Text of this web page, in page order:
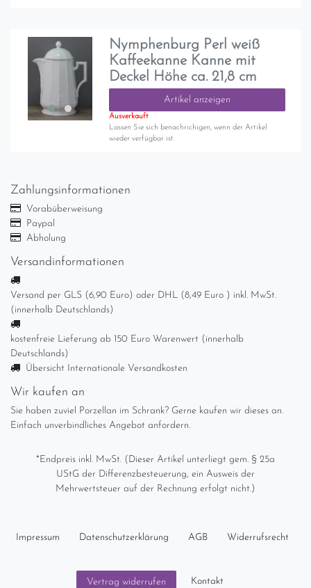
Nymphenburg Perl weiß
Kaffeekanne Kanne mit
Deckel Höhe ca. 21,8 cm
Artikel anzeigen
Ausverkauft
Lassen Sie sich benachrichigen, wenn der Artikel
wieder verfügbar ist.
Zahlungsinformationen
Vorabüberweisung
Paypal
Abholung
Versandinformationen
Versand per GLS (6,90 Euro) oder DHL (8,49 Euro ) inkl. MwSt.
(innerhalb Deutschlands)
kostenfreie Lieferung ab 150 Euro Warenwert (innerhalb
Deutschlands)
Übersicht Internationale Versandkosten
Wir kaufen an
Sie haben zuviel Porzellan im Schrank? Gerne kaufen wir dieses an.
Einfach unverbindliches Angebot anfordern.
*Endpreis inkl. MwSt. (Dieser Artikel unterliegt gem. § 25a
UStG der Differenzbesteuerung, ein Ausweis der
Mehrwertsteuer auf der Rechnung erfolgt nicht.)
Impressum Daten­schutz­erklärung AGB Widerrufs­recht
Vertrag widerrufen Kontakt